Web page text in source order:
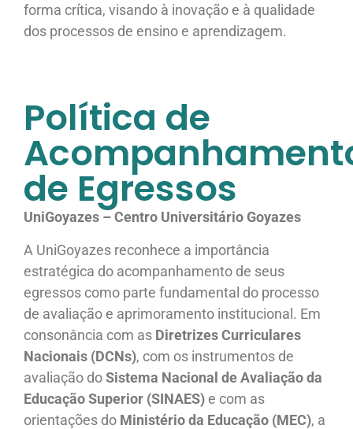
forma crítica, visando à inovação e à qualidade
dos processos de ensino e aprendizagem.
Política de
de Egressos
UniGoyazes – Centro Universitário Goyazes
A UniGoyazes reconhece a importância
estratégica do acompanhamento de seus
egressos como parte fundamental do processo
de avaliação e aprimoramento institucional. Em
consonância com as Diretrizes Curriculares
Nacionais (DCNs), com os instrumentos de
avaliação doSistema Nacional de Avaliação da
Educação Superior (SINAES) e com as
orientações do Ministério da Educação (MEC), a